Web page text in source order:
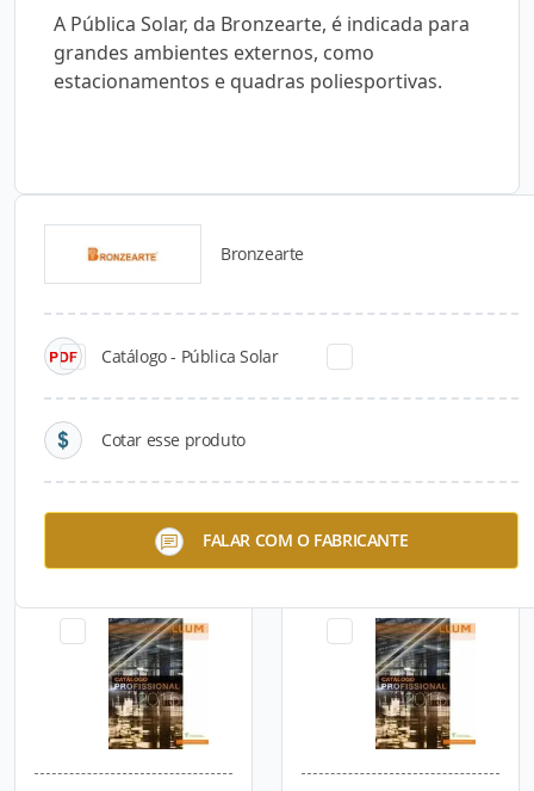
A Pública Solar, da Bronzearte, é indicada para
grandes ambientes externos, como
estacionamentos e quadras poliesportivas.
Bronzearte
Catálogo - Pública Solar
Cotar esse produto
FALAR COM O FABRICANTE
Catálogos para Download
Luminária de Embutir Aço
Aço Quadrado